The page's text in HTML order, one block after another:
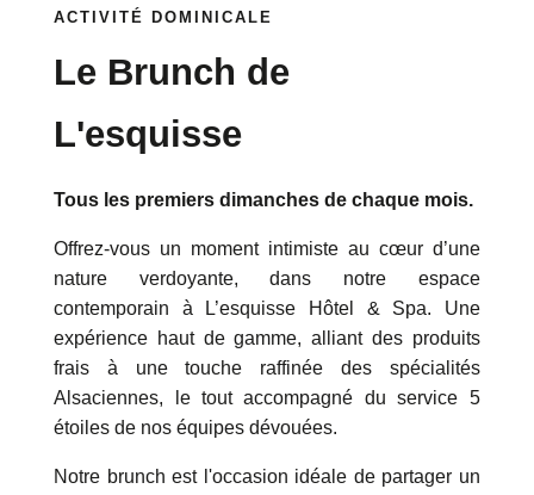
ACTIVITÉ DOMINICALE
Le Brunch de
L'esquisse
Tous les premiers dimanches de chaque mois.
Offrez-vous un moment intimiste au cœur d’une
nature verdoyante, dans notre espace
contemporain à L’esquisse Hôtel & Spa. Une
expérience haut de gamme, alliant des produits
frais à une touche raffinée des spécialités
Alsaciennes, le tout accompagné du service 5
étoiles de nos équipes dévouées.
Notre brunch est l'occasion idéale de partager un